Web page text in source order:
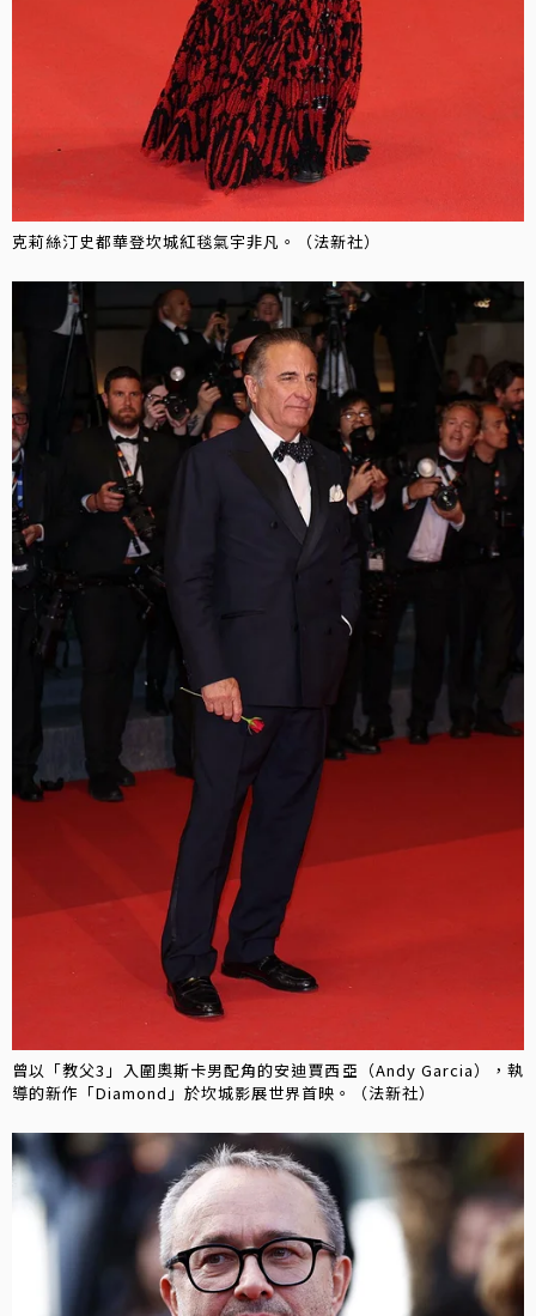
克莉絲汀史都華登坎城紅毯氣宇非凡。（法新社）
曾以「教父3」入圍奧斯卡男配角的安迪賈西亞（Andy Garcia），執
導的新作「Diamond」於坎城影展世界首映。（法新社）